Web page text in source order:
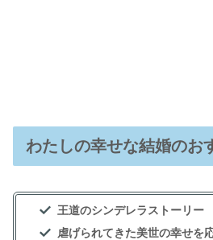
わたしの幸せな結婚のお
王道のシンデレラストーリー
虐げられてきた美世の幸せを